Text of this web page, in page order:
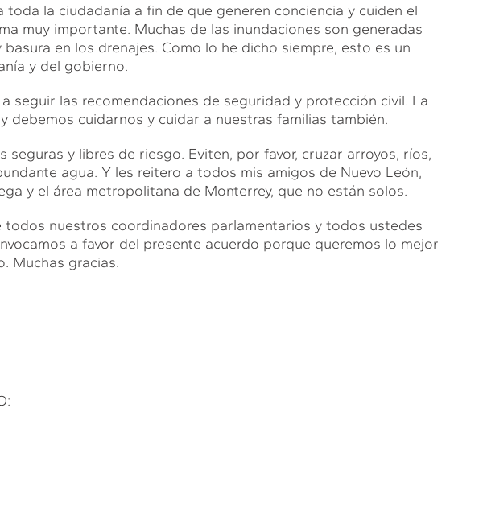
toda la ciudadanía a fin de que generen conciencia y cuiden el
muy importante. Muchas de las inundaciones son generadas
en los drenajes. Como lo he dicho siempre, esto es un
y del gobierno.
seguir las recomendaciones de seguridad y protección civil. La
debemos cuidarnos y cuidar a nuestras familias también.
seguras y libres de riesgo. Eviten, por favor, cruzar arroyos, ríos,
agua. Y les reitero a todos mis amigos de Nuevo León,
y el área metropolitana de Monterrey, que no están solos.
todos nuestros coordinadores parlamentarios y todos ustedes
a favor del presente acuerdo porque queremos lo mejor
Muchas gracias.